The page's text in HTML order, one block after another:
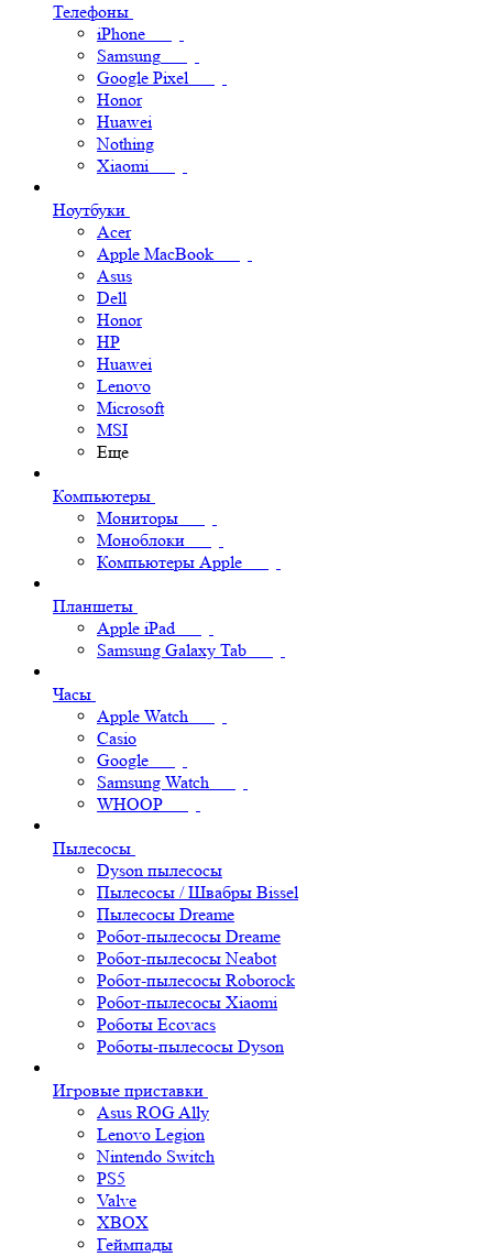
Телефоны
iPhone
Samsung
Google Pixel
Honor
Huawei
Nothing
Xiaomi
Ноутбуки
Acer
Apple MacBook
Asus
Dell
Honor
HP
Huawei
Lenovo
Microsoft
MSI
Еще
Компьютеры
Мониторы
Моноблоки
Компьютеры Apple
Планшеты
Apple iPad
Samsung Galaxy Tab
Часы
Apple Watch
Casio
Google
Samsung Watch
WHOOP
Пылесосы
Dyson пылесосы
Пылесосы / Швабры Bissel
Пылесосы Dreame
Робот-пылесосы Dreame
Робот-пылесосы Neabot
Робот-пылесосы Roborock
Робот-пылесосы Xiaomi
Роботы Ecovacs
Роботы-пылесосы Dyson
Игровые приставки
Asus ROG Ally
Lenovo Legion
Nintendo Switch
PS5
Valve
XBOX
Геймпады